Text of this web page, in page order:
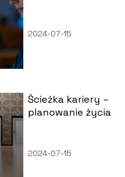
banku?
2024-07-15
Ścieżka kariery –
planowanie życia
2024-07-15